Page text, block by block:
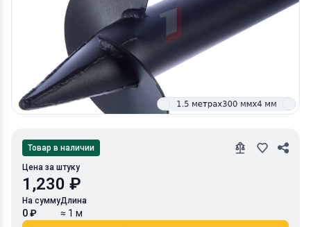
Товар в наличии
Цена за штуку
1,230 ₽
На сумму
0 ₽
Длина
≈ 1 м